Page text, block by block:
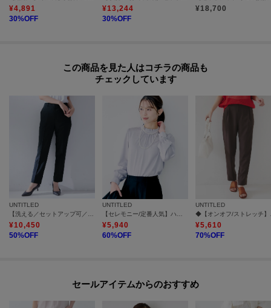
¥4,891
30%OFF
¥13,244
30%OFF
¥18,700
この商品を見た人はコチラの商品も
チェックしています
UNTITLED
¥10,450
50%OFF
UNTITLED
¥5,940
60%OFF
UNTITLED
¥5,610
70%OFF
セールアイテムからのおすすめ